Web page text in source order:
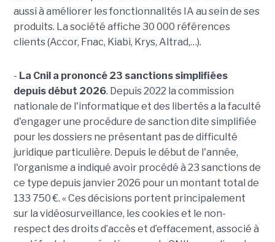
aussi à améliorer les fonctionnalités IA au sein de ses
produits. La société affiche 30 000 références
clients (Accor, Fnac, Kiabi, Krys, Altrad,…).
- La Cnil a prononcé 23 sanctions simplifiées
depuis début 2026. Depuis 2022 la commission
nationale de l'informatique et des libertés a la faculté
d'engager une procédure de sanction dite simplifiée
pour les dossiers ne présentant pas de difficulté
juridique particulière. Depuis le début de l'année,
l'organisme a indiqué avoir procédé à 23 sanctions de
ce type depuis janvier 2026 pour un montant total de
133 750 €. « Ces décisions portent principalement
sur la vidéosurveillance, les cookies et le non-
respect des droits d’accès et d’effacement, associé à